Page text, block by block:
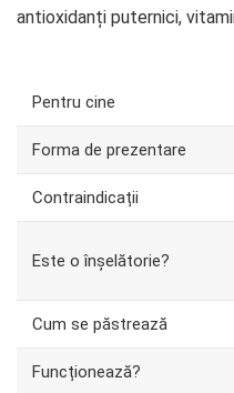
antioxidanți puternici,
Pentru cine
Forma de prezentare
Contraindicații
Este o înșelătorie?
Cum se păstrează
Funcționează?